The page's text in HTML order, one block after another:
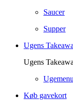
Saucer
Supper
Ugens
Ugens
Ugemenu
Køb gavekort